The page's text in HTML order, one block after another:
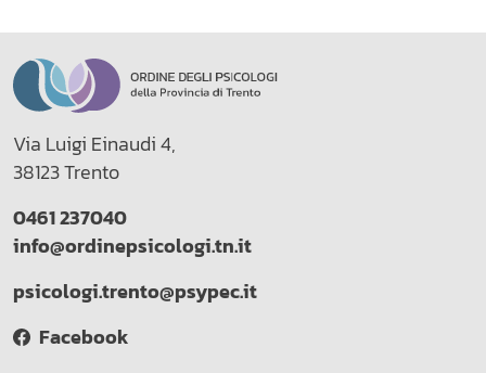
Via Luigi Einaudi 4,
38123 Trento
0461 237040
info@ordinepsicologi.tn.it
psicologi.trento@psypec.it
Facebook